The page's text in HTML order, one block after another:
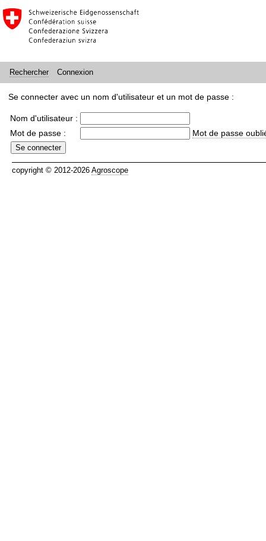
Rechercher Connexion
Se connecter avec un nom d'utilisateur et un mot de passe :
Nom d'utilisateur :
Mot de passe :
Mot de passe
copyright © 2012-2026 Agroscope